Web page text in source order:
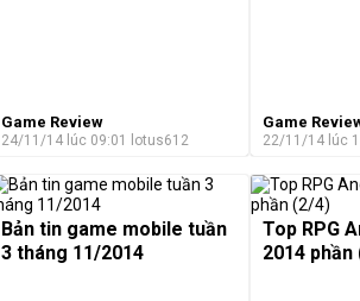
Game Review
24/11/14 lúc 09:01 lotus612
Game
22/11/14 lúc
Bản tin game mobile tuần
3 tháng 11/2014
Top RPG
2014 phần